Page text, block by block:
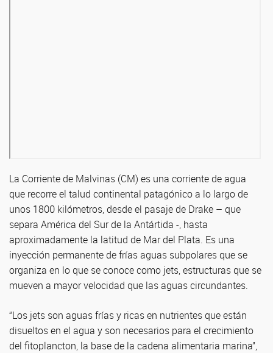
La Corriente de Malvinas (CM) es una corriente de agua
que recorre el talud continental patagónico a lo largo de
unos 1800 kilómetros, desde el pasaje de Drake – que
separa América del Sur de la Antártida -, hasta
aproximadamente la latitud de Mar del Plata. Es una
inyección permanente de frías aguas subpolares que se
organiza en lo que se conoce como jets, estructuras que se
mueven a mayor velocidad que las aguas circundantes.
“Los jets son aguas frías y ricas en nutrientes que están
disueltos en el agua y son necesarios para el crecimiento
del fitoplancton, la base de la cadena alimentaria marina”,